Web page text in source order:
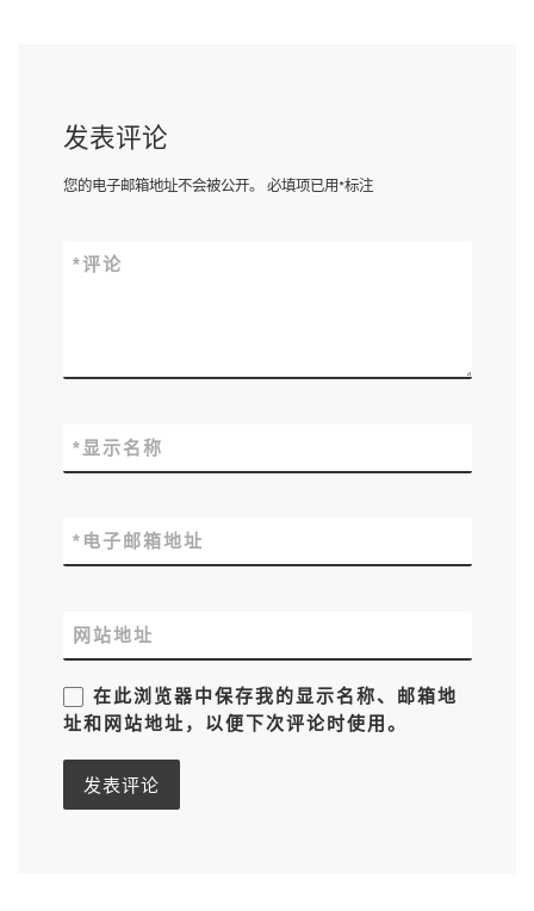
发表评论
您的电子邮箱地址不会被公开。 必填项已用*标注
评论
*
显示名称
*
电子邮箱地址
*
网站地址
在此浏览器中保存我的显示名称、邮箱地
址和网站地址，以便下次评论时使用。